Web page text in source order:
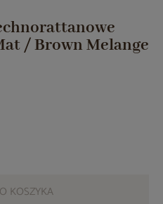
/ Brown Melange
KOSZYKA